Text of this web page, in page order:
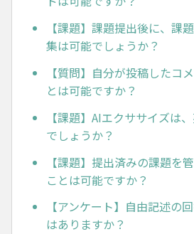
【課題】課題提出後に、課
集は可能でしょうか？
【質問】自分が投稿したコ
とは可能ですか？
【課題】AIエクササイズは
でしょうか？
【課題】提出済みの課題を
ことは可能ですか？
【アンケート】自由記述の
はありますか？